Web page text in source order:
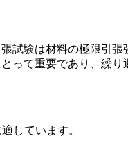
試験は材料の極限引
て重要であり、繰
しています。